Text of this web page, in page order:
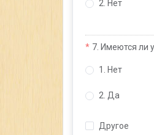
2. Нет
7. Имеются ли
1. Нет
2. Да
Другое